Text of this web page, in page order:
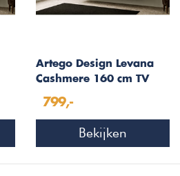
Artego Design Levana
Cashmere 160 cm TV
799,-
Bekijken